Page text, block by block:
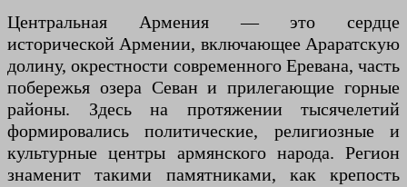
Центральная Армения — это сердце
исторической Армении, включающее Араратскую
долину, окрестности современного Еревана, часть
побережья озера Севан и прилегающие горные
районы. Здесь на протяжении тысячелетий
формировались политические, религиозные и
культурные центры армянского народа. Регион
знаменит такими памятниками, как крепость